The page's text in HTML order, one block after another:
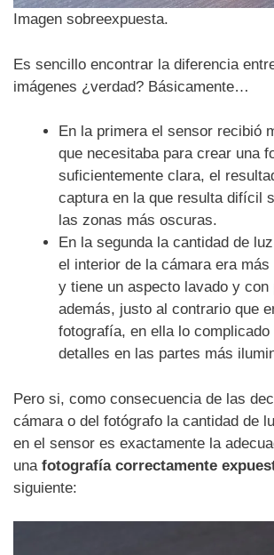
Imagen sobreexpuesta.
Es sencillo encontrar la diferencia
imágenes ¿verdad? Básicamente…
En la primera el sensor recibió
que necesitaba para crear una
suficientemente clara, el
captura en la que resulta difícil
las zonas más oscuras.
En la segunda la cantidad de
el interior de la cámara era
y tiene un aspecto lavado y con
además, justo al contrario que
fotografía, en ella lo
detalles en las partes más
Pero si, como consecuencia de las
cámara o del fotógrafo la cantidad de
en el sensor es exactamente la
una fotografía correctamente
siguiente: